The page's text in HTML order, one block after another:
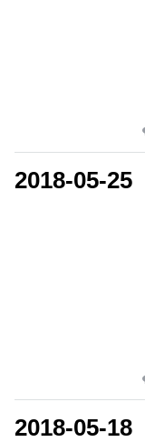
2018-05-25
2018-05-18